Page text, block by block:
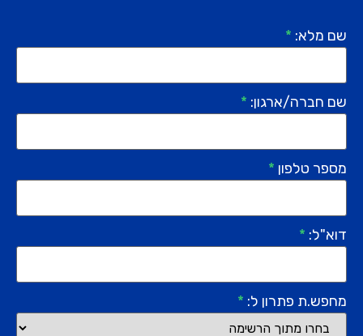
שם מלא: *
שם חברה/ארגון: *
מספר טלפון *
דוא"ל: *
מחפש.ת פתרון ל: *